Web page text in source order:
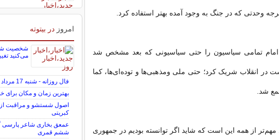
وحدتی که در جنگ به وجود آمده بهتر استفاده کرد.
امام تمامی سیاسیون را حتی سیاسیونی که بعد مشخص شد
در انقلاب شریک کرد؛ حتی ملی ومذهبی‌ها و توده‌ای‌ها، کما
شد.
مهم‌‌تر از همه این است که شاید اگر توانسته بودیم در جمهوری
امروز در بیتوته
شخصیت
می‌کنید
فال روزانه - شنبه 17 مرداد 1405
بهترین زمان و مکان برای
اصول شستشو و مراقبت
کبریتی
عمعق بخاری شاعر پارسی
ششم قمری